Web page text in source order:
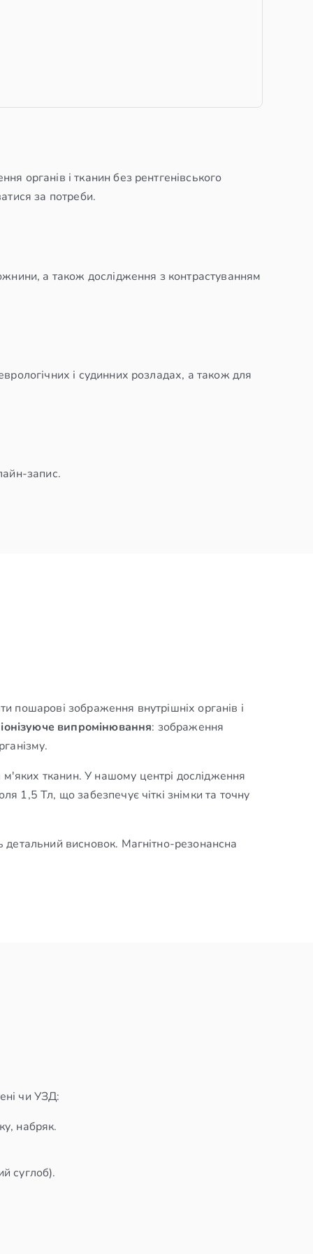
органів і тканин без рентгенівського
за потреби.
а також дослідження з контрастуванням
і судинних розладах, а також для
запис.
пошарові зображення внутрішніх органів і
випромінювання: зображення
тканин. У нашому центрі дослідження
1,5 Тл, що забезпечує чіткі знімки та точну
детальний висновок. Магнітно-резонансна
чи УЗД:
набряк.
суглоб).